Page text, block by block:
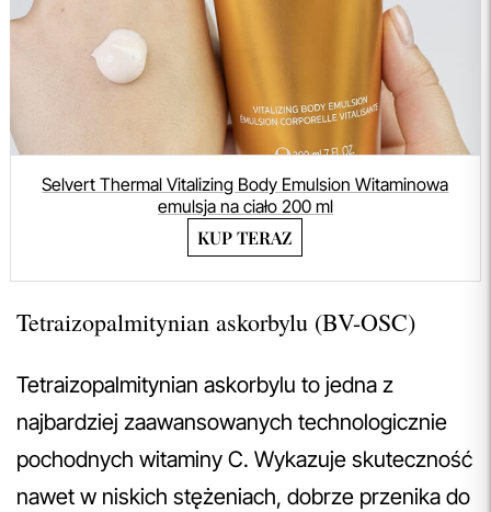
Selvert Thermal Vitalizing Body Emulsion Witaminowa
emulsja na ciało 200 ml
KUP TERAZ
Tetraizopalmitynian askorbylu (BV-OSC)
Tetraizopalmitynian askorbylu to jedna z
najbardziej zaawansowanych technologicznie
pochodnych witaminy C. Wykazuje skuteczność
nawet w niskich stężeniach, dobrze przenika do